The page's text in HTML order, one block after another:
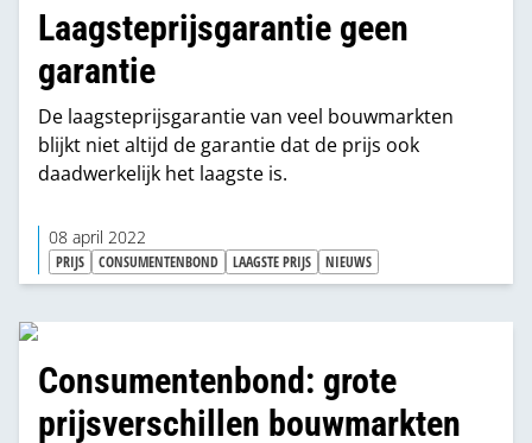
Laagsteprijsgarantie geen
garantie
De laagsteprijsgarantie van veel bouwmarkten
blijkt niet altijd de garantie dat de prijs ook
daadwerkelijk het laagste is.
08 april 2022
PRIJS CONSUMENTENBOND LAAGSTE PRIJS NIEUWS
Consumentenbond: grote
prijsverschillen bouwmarkten